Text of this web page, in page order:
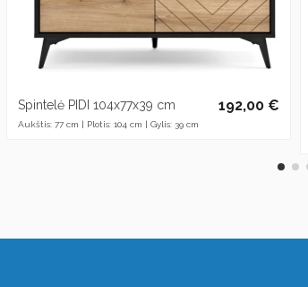
Spintelė PIDI 104x77x39 cm
Aukštis: 77 cm | Plotis: 104 cm | Gylis: 39 cm
192,00 €